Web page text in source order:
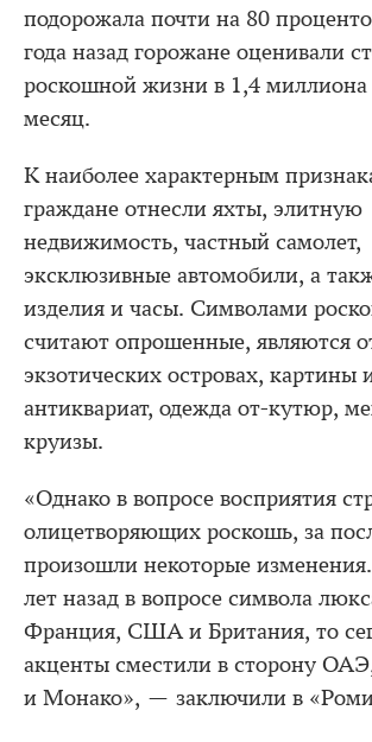
подорожала почти на 80
года назад горожане оценивали
роскошной жизни в 1,4 миллиона
месяц.
К наиболее характерным
граждане отнесли яхты, элитную
недвижимость, частный самолет,
эксклюзивные автомобили, а
изделия и часы. Символами
считают опрошенные, являются
экзотических островах, картины
антиквариат, одежда от-кутюр,
круизы.
«Однако в вопросе восприятия
олицетворяющих роскошь, за
произошли некоторые
лет назад в вопросе символа
Франция, США и Британия, то
акценты сместили в сторону
и Монако», — заключили в